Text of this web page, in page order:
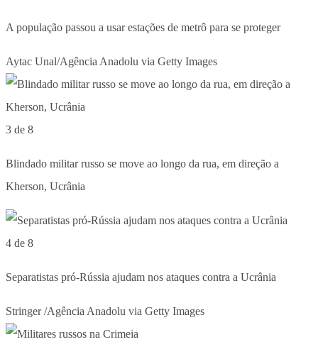
A população passou a usar estações de metrô para se proteger
Aytac Unal/Agência Anadolu via Getty Images
3 de 8
Blindado militar russo se move ao longo da rua, em direção a
Kherson, Ucrânia
4 de 8
Separatistas pró-Rússia ajudam nos ataques contra a Ucrânia
Stringer /Agência Anadolu via Getty Images